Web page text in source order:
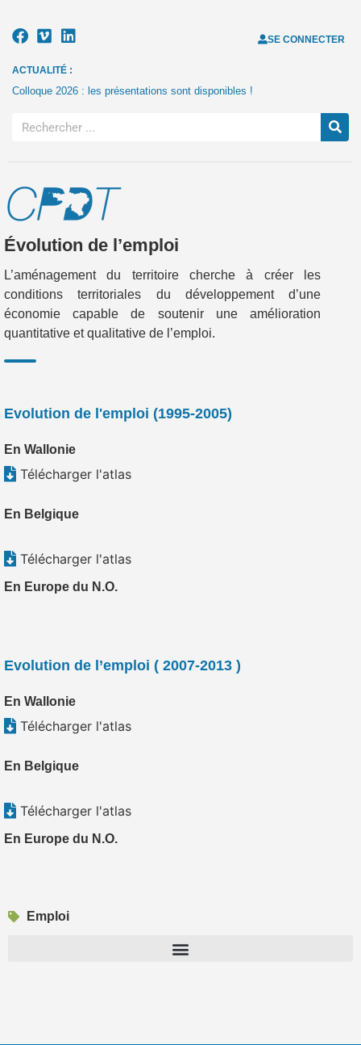
SE CONNECTER
ACTUALITÉ :
Colloque 2026 : les présentations sont disponibles !
Évolution de l’emploi
L’aménagement du territoire cherche à créer les
conditions territoriales du développement d’une
économie capable de soutenir une amélioration
quantitative et qualitative de l’emploi.
Evolution de l'emploi (1995-2005)
En Wallonie
Télécharger l'atlas
En Belgique
Télécharger l'atlas
En Europe du N.O.
Evolution de l’emploi ( 2007-2013 )
En Wallonie
Télécharger l'atlas
En Belgique
Télécharger l'atlas
En Europe du N.O.
Emploi